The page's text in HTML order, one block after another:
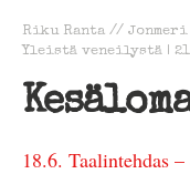
Riku Ranta // Jonmeri
Yleistä veneilystä |
18.6. Taalintehdas